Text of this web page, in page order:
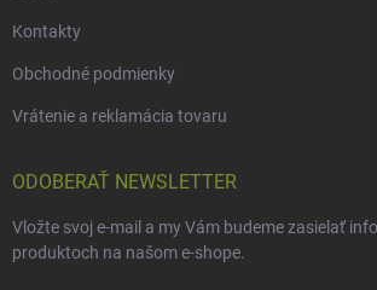
Kontakty
Obchodné podmienky
Vrátenie a reklamácia tovaru
ODOBERAŤ NEWSLETTER
Vložte svoj e-mail a my Vám budeme zasielať
produktoch na našom e-shope.